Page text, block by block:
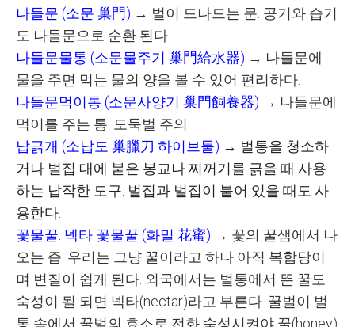
나들문 (소문 巢門) → 벌이 드나드는 문. 공기와 습기
도 나들문으로 순환 된다.
나들문물통 (소문물주기 巢門給水器) → 나들문에
물을 주면 먹는 물의 양을 볼 수 있어 편리하다
나들문먹이통 (소문사양기 巢門飼養器) → 나들문에
먹이를 주는 통 도둑벌 주의
납긁개 (소납도 巢臘刀 하이브툴) → 벌통을 청소하
거나 벌집 대에 붙은 봉교나 찌꺼기를 긁을 때 사용
하는 납작한 도구 벌집과 벌집이 붙어 있을 때도 사
용한다
꽃물꿀. 넥타 꽃물꿀 (화밀 花蜜) → 꽃의 꿀샘에서 나
오는 즙. 우리는 그냥 꿀이라고 하나 아직 복합당이
며 변질이 쉽게 된다 . 외국에서는 벌통에서 뜬 꿀도
숙성이 될 되면 넥타(nectar)라고 부른다 꿀벌이 벌
통 속에서 꿀벌의 효소로 전화 숙성시켜야 꿀(honey)